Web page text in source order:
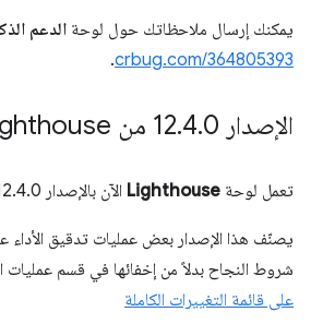
يمكنك إرسال ملاحظاتك حول لوحة الدعم
crbug.com/364805393
.
الإصدار 12 .4.0 من Lighthouse
تعمل لوحة Lighthouse الآن بالإصدار 12.4.0 من Lighthouse.
يصنّف هذا الإصدار بعض عمليات تدقيق الأداء
شروط النجاح بدلاً من إخفائها في قسم عمليات
على قائمة التغييرات الكاملة